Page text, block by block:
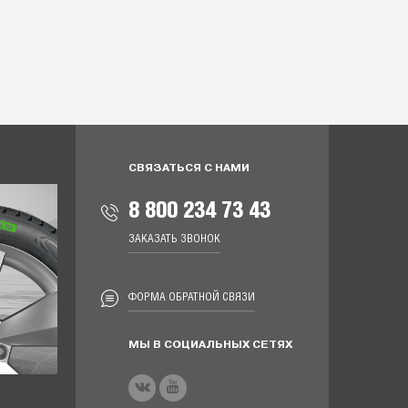
СВЯЗАТЬСЯ С НАМИ
8 800 234 73 43
ЗАКАЗАТЬ ЗВОНОК
ФОРМА ОБРАТНОЙ СВЯЗИ
МЫ В СОЦИАЛЬНЫХ СЕТЯХ